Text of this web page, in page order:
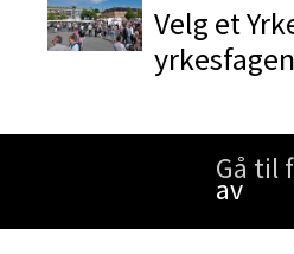
Velg et
Gå til
av